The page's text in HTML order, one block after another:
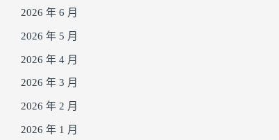
2026 年 6 月
2026 年 5 月
2026 年 4 月
2026 年 3 月
2026 年 2 月
2026 年 1 月